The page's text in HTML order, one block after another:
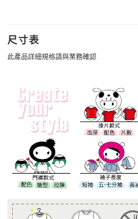
尺寸表
此產品詳細規格請與業務確認